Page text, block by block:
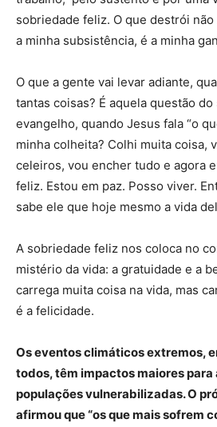
sobriedade feliz. O que destrói
a minha subsistência, é a minha
O que a gente vai levar adiante,
tantas coisas? É aquela questão
evangelho, quando Jesus fala “o
minha colheita? Colhi muita coisa,
celeiros, vou encher tudo e agora
feliz. Estou em paz. Posso viver.
sabe ele que hoje mesmo a vida
A sobriedade feliz nos coloca no
mistério da vida: a gratuidade e a
carrega muita coisa na vida, mas
é a felicidade.
Os eventos climáticos extremos,
todos, têm impactos maiores para
populações vulnerabilizadas. O
afirmou que “os que mais sofrem